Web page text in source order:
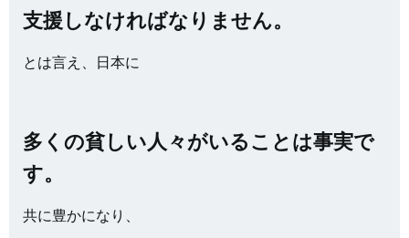
支援しなければなりません。
とは言え、日本に
多くの貧しい人々がいることは事実で
す。
共に豊かになり、